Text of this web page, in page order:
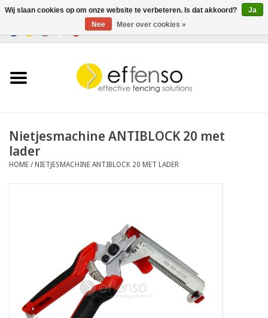
Verlichting
Nietjesmachine ANTIBLOCK 20 met
lader
HOME /NIETJESMACHINE ANTIBLOCK 20 MET LADER
Wij slaan cookies op om onze website te verbeteren. Is dat akkoord?
Ja
Nee
Meer over cookies »